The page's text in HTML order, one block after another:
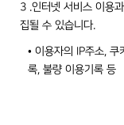
3 .인터넷 서비스 이용
집될 수 있습니다.
• 이용자의 IP주소, 쿠
록, 불량 이용기록 등